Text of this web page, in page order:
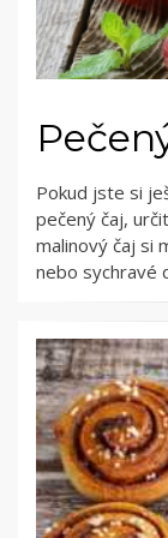
Pokud jste si
pečený čaj,
malinový čaj si
nebo sychravé